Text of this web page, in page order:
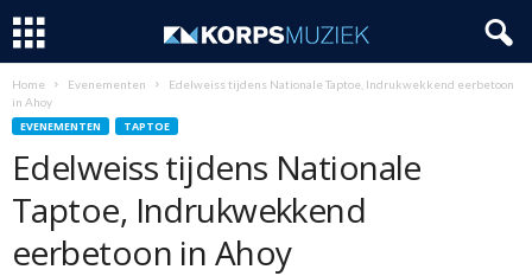
Home Evenementen
Edelweiss tijdens Nationale Taptoe, Indrukwekkend eerbetoon
in Ahoy
EVENEMENTEN TAPTOE
Edelweiss tijdens Nationale
Taptoe, Indrukwekkend
eerbetoon in Ahoy